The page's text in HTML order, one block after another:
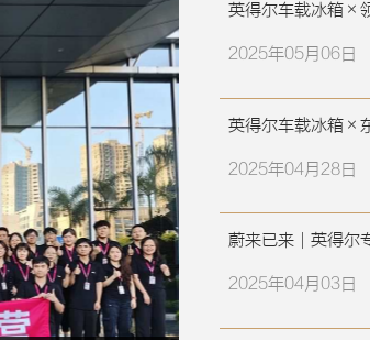
英得尔车载冰箱×
2025年05月06日
英得尔车载冰箱×
2025年04月28日
蔚来已来｜英得尔
2025年04月03日